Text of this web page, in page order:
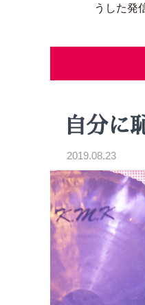
うした発
自分に
2019.08.23